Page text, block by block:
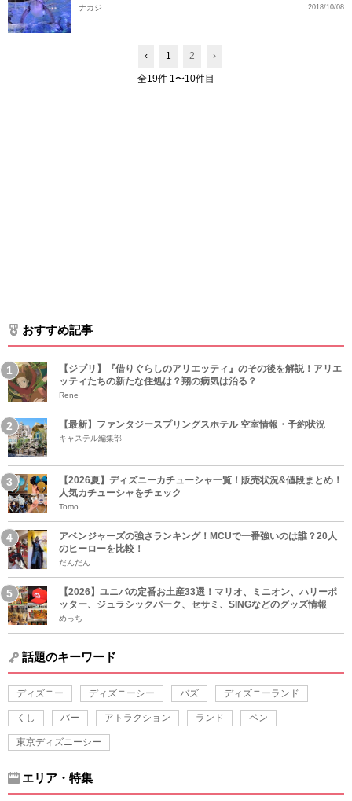
2018/10/08
ナカジ
‹ 1 2 ›
全19件 1〜10件目
おすすめ記事
【ジブリ】『借りぐらしのアリエッティ』のその後を解説！アリエ
ッティたちの新たな住処は？翔の病気は治る？
Rene
【最新】ファンタジースプリングスホテル 空室情報・予約状況
キャステル編集部
【2026夏】ディズニーカチューシャ一覧！販売状況&値段まとめ！
人気カチューシャをチェック
Tomo
アベンジャーズの強さランキング！MCUで一番強いのは誰？20人
のヒーローを比較！
だんだん
【2026】ユニバの定番お土産33選！マリオ、ミニオン、ハリーポ
ッター、ジュラシックパーク、セサミ、SINGなどのグッズ情報
めっち
話題のキーワード
ディズニー ディズニーシー バズ ディズニーランド
くし バー アトラクション ランド ペン
東京ディズニーシー
エリア・特集